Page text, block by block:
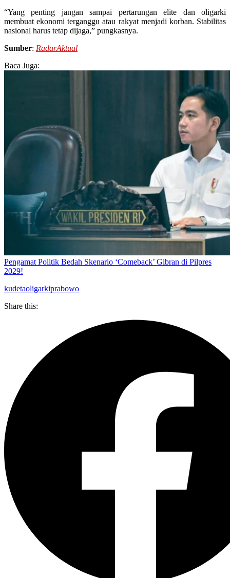
“Yang penting jangan sampai pertarungan elite dan oligarki
membuat ekonomi terganggu atau rakyat menjadi korban. Stabilitas
nasional harus tetap dijaga,” pungkasnya.
Sumber: RadarAktual
Baca Juga:
Pengamat Politik Bedah Skenario ‘Comeback’ Gibran di Pilpres
2029!
kudetaoligarkiprabowo
Share this: